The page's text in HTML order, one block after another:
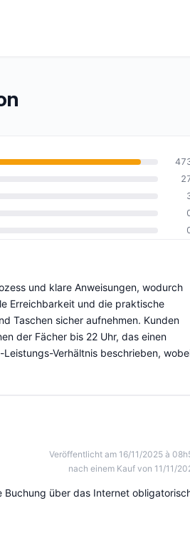
und klare Anweisungen, wodurch
Erreichbarkeit und die praktische
Taschen sicher aufnehmen. Kunden
der Fächer bis 22 Uhr, das einen
Verhältnis beschrieben,
Veröffentlicht am 16/11/2025 à
nach einem Kauf von 11/11/
über das Internet